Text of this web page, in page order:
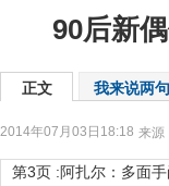
90后新
正文 我来说两句
2014年07月03日18:18 来源
第3页 :阿扎尔：多面